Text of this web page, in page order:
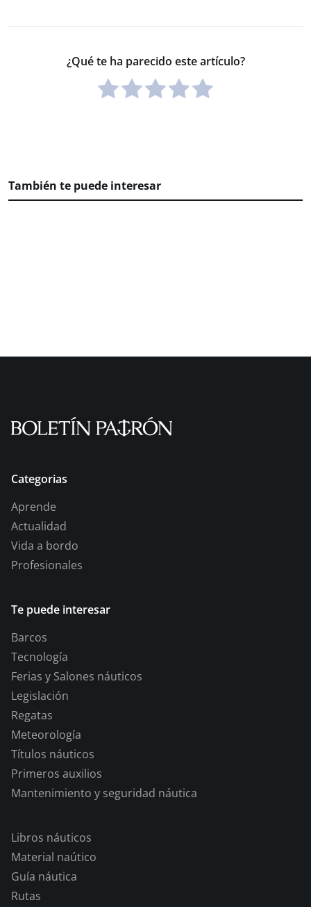
¿Qué te ha parecido este artículo?
También te puede interesar
Categorias
Aprende
Actualidad
Vida a bordo
Profesionales
Te puede interesar
Barcos
Tecnología
Ferias y Salones náuticos
Legislación
Regatas
Meteorología
Títulos náuticos
Primeros auxilios
Mantenimiento y seguridad náutica
Libros náuticos
Material naútico
Guía náutica
Rutas